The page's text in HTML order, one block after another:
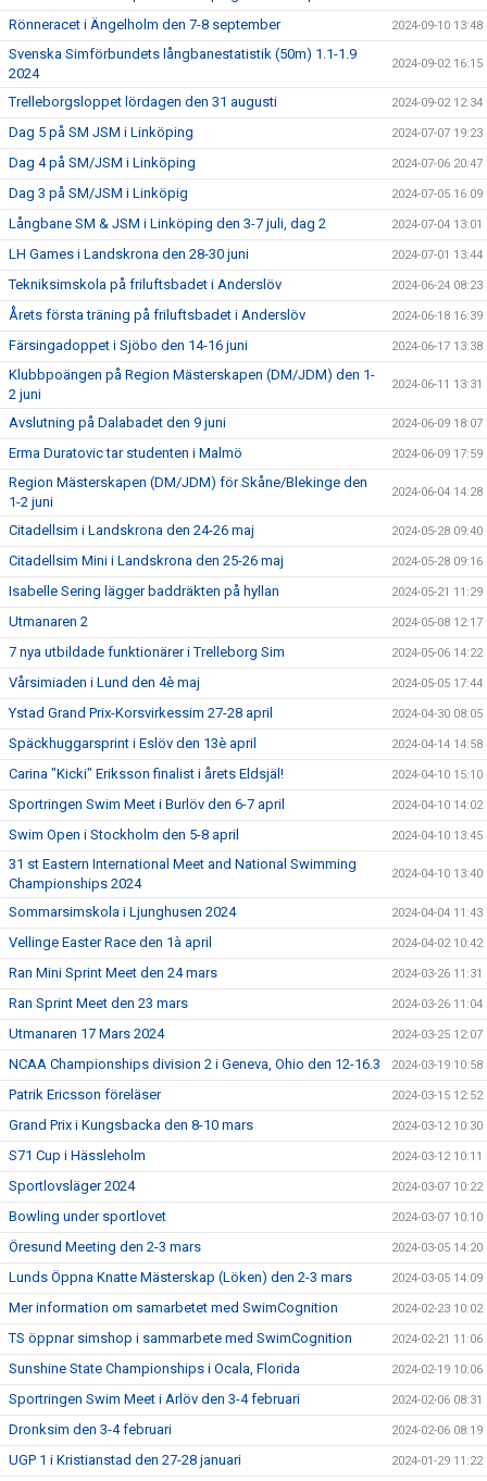
Rönneracet i Ängelholm den 7-8 september 2024-09-10 13:48
Svenska Simförbundets långbanestatistik (50m) 1.1-1.9
2024
2024-09-02 16:15
Trelleborgsloppet lördagen den 31 augusti 2024-09-02 12:34
Dag 5 på SM JSM i Linköping 2024-07-07 19:23
Dag 4 på SM/JSM i Linköping 2024-07-06 20:47
Dag 3 på SM/JSM i Linköpig 2024-07-05 16:09
Långbane SM & JSM i Linköping den 3-7 juli, dag 2 2024-07-04 13:01
LH Games i Landskrona den 28-30 juni 2024-07-01 13:44
Tekniksimskola på friluftsbadet i Anderslöv 2024-06-24 08:23
Årets första träning på friluftsbadet i Anderslöv 2024-06-18 16:39
Färsingadoppet i Sjöbo den 14-16 juni 2024-06-17 13:38
Klubbpoängen på Region Mästerskapen (DM/JDM) den 1-
2 juni
2024-06-11 13:31
Avslutning på Dalabadet den 9 juni 2024-06-09 18:07
Erma Duratovic tar studenten i Malmö 2024-06-09 17:59
Region Mästerskapen (DM/JDM) för Skåne/Blekinge den
1-2 juni
2024-06-04 14:28
Citadellsim i Landskrona den 24-26 maj 2024-05-28 09:40
Citadellsim Mini i Landskrona den 25-26 maj 2024-05-28 09:16
Isabelle Sering lägger baddräkten på hyllan 2024-05-21 11:29
Utmanaren 2 2024-05-08 12:17
7 nya utbildade funktionärer i Trelleborg Sim 2024-05-06 14:22
Vårsimiaden i Lund den 4è maj 2024-05-05 17:44
Ystad Grand Prix-Korsvirkessim 27-28 april 2024-04-30 08:05
Späckhuggarsprint i Eslöv den 13è april 2024-04-14 14:58
Carina "Kicki" Eriksson finalist i årets Eldsjäl! 2024-04-10 15:10
Sportringen Swim Meet i Burlöv den 6-7 april 2024-04-10 14:02
Swim Open i Stockholm den 5-8 april 2024-04-10 13:45
31 st Eastern International Meet and National Swimming
Championships 2024
2024-04-10 13:40
Sommarsimskola i Ljunghusen 2024 2024-04-04 11:43
Vellinge Easter Race den 1à april 2024-04-02 10:42
Ran Mini Sprint Meet den 24 mars 2024-03-26 11:31
Ran Sprint Meet den 23 mars 2024-03-26 11:04
Utmanaren 17 Mars 2024 2024-03-25 12:07
NCAA Championships division 2 i Geneva, Ohio den 12-16.3 2024-03-19 10:58
Patrik Ericsson föreläser 2024-03-15 12:52
Grand Prix i Kungsbacka den 8-10 mars 2024-03-12 10:30
S71 Cup i Hässleholm 2024-03-12 10:11
Sportlovsläger 2024 2024-03-07 10:22
Bowling under sportlovet 2024-03-07 10:10
Öresund Meeting den 2-3 mars 2024-03-05 14:20
Lunds Öppna Knatte Mästerskap (Löken) den 2-3 mars 2024-03-05 14:09
Mer information om samarbetet med SwimCognition 2024-02-23 10:02
TS öppnar simshop i sammarbete med SwimCognition 2024-02-21 11:06
Sunshine State Championships i Ocala, Florida 2024-02-19 10:06
Sportringen Swim Meet i Arlöv den 3-4 februari 2024-02-06 08:31
Dronksim den 3-4 februari 2024-02-06 08:19
UGP 1 i Kristianstad den 27-28 januari 2024-01-29 11:22